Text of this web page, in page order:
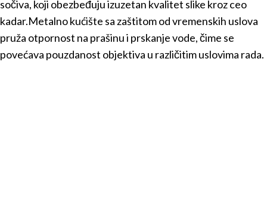
sočiva, koji obezbeđuju izuzetan kvalitet slike kroz ceo
kadar.Metalno kućište sa zaštitom od vremenskih uslova
pruža otpornost na prašinu i prskanje vode, čime se
povećava pouzdanost objektiva u različitim uslovima rada.